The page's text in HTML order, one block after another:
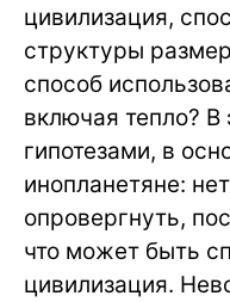
цивилизация,
структуры
способ
включая тепло? В
гипотезами, в
инопланетяне:
опровергнуть,
что может быть
цивилизация.